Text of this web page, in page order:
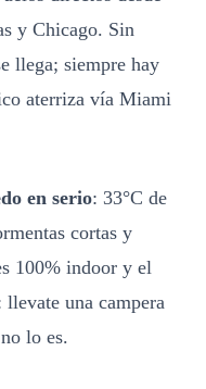
y Chicago. Sin
llega; siempre hay
aterriza vía Miami
en serio: 33°C de
cortas y
100% indoor y el
una campera
lo es.